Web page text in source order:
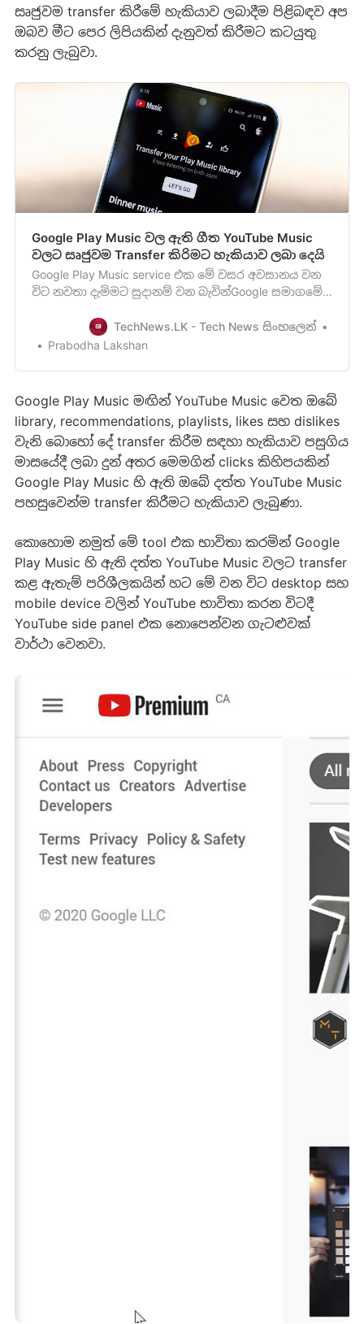
සෘජුවම transfer කිරීමේ හැකියාව ලබාදීම පිළිබඳව අප
ඔබව මීට පෙර ලිපියකින් දැනුවත් කිරීමට කටයුතු
කරනු ලැබුවා.
Google Play Music වල ඇති ගීත YouTube Music
වලට සෘජුවම Transfer කිරිමට හැකියාව ලබා දෙයි
Google Play Music service එක මේ වසර අවසානය වන
විට නවතා දැමිමට සුදානම් වන බැවින්Google සමාගමේ
පරිශීලකයින් හට YouTubeMusic වෙත මාරු වීමේ
හැකියාව පහසු කරවීම හරහා ඒ වෙත ආකර්ෂණය කර
TechNews.LK - Tech News සිංහලෙන්
Prabodha Lakshan
Google Play Music මඟින් YouTube Music වෙත ඔ‍බේ
library, recommendations, playlists, likes සහ dislikes
වැනි ‍බොහෙ‍ා්‍ දේ transfer කිරීම සඳහා හැකියාව පසුගිය
මා‍සයේදී ලබා දුන් අතර මෙමගින් clicks කිහිපයකින්
Google Play Music හි ඇති ඔබේ දත්ත YouTube Music
පහසුවෙන්ම transfer කිරීමට හැකියාව ලැබුණා.
කොහොම නමුත් මේ tool එක භාවිතා කරමින් Google
Play Music හි ඇති දත්ත YouTube Music වලට transfer
කළ ඇතැම් පරිශීලකයින් හට මේ වන විට desktop සහ
mobile device වලින් YouTube භාවිතා කරන විටදී
YouTube side panel එක නොපෙන්වන ගැටළුවක්
වාර්ථා වෙනවා.